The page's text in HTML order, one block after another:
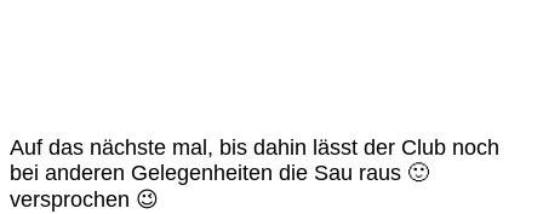
Auf das nächste mal, bis dahin lässt der Club noch
bei anderen Gelegenheiten die Sau raus 🙂
versprochen 😉